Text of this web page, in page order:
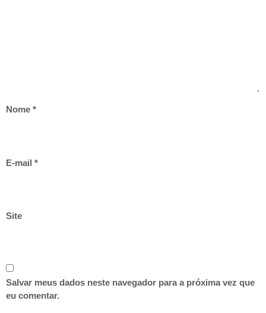
Nome *
E-mail *
Site
Salvar meus dados neste navegador para a próxima vez que
eu comentar.